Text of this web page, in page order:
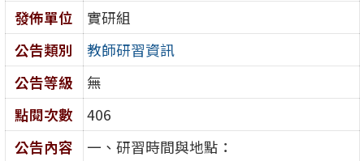
發佈單位
實研組
公告類別
教師研習資訊
公告等級
無
點閱次數
406
公告內容
一、研習時間與地點：